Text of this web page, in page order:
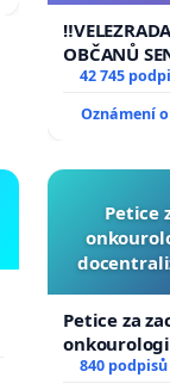
návrhu na
ústavní
OBČANŮ
vyhlášení
na přijetí
42 745
Oznámení
Petice
Petice za
840 podpisů